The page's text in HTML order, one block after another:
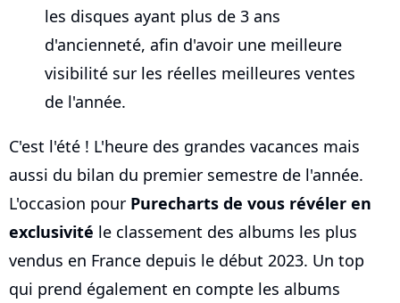
les disques ayant plus de 3 ans
d'ancienneté, afin d'avoir une meilleure
visibilité sur les réelles meilleures ventes
de l'année.
C'est l'été ! L'heure des grandes vacances mais
aussi du bilan du premier semestre de l'année.
L'occasion pour Purecharts de vous révéler en
exclusivité le classement des albums les plus
vendus en France depuis le début 2023. Un top
qui prend également en compte les albums